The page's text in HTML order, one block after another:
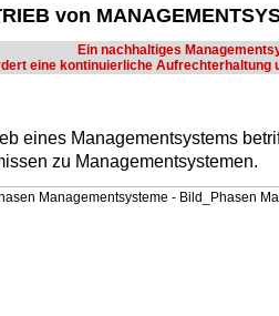
von
Ein nachhaltiges
eine kontinuierliche Aufrechterhaltung
eines Managementsystems
zu Managementsystemen.